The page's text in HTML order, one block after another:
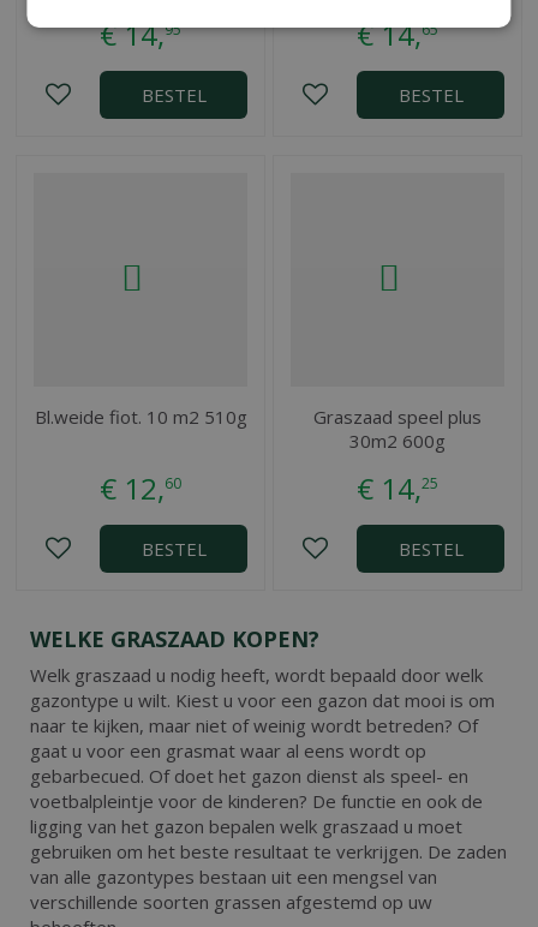
€14,95
BESTEL
€14,65
BESTEL
Bl.weide fiot. 10 m2 510g
€ 12,60
BESTEL
Graszaad speel plus
30m2 600g
€ 14,25
BESTEL
WELKE GRASZAAD KOPEN?
Welk graszaad u nodig heeft, wordt bepaald door welk
gazontype u wilt. Kiest u voor een gazon dat mooi is om
naar te kijken, maar niet of weinig wordt betreden? Of
gaat u voor een grasmat waar al eens wordt op
gebarbecued. Of doet het gazon dienst als speel- en
voetbalpleintje voor de kinderen? De functie en ook de
ligging van het gazon bepalen welk graszaad u moet
gebruiken om het beste resultaat te verkrijgen. De zaden
van alle gazontypes bestaan uit een mengsel van
verschillende soorten grassen afgestemd op uw